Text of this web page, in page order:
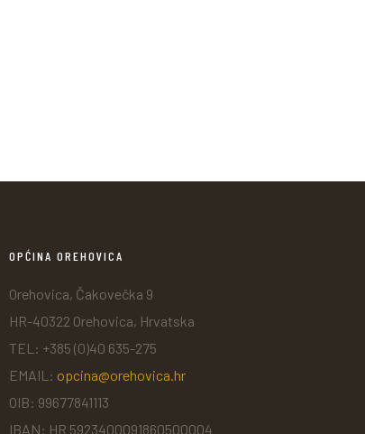
OPĆINA OREHOVICA
Orehovica, Čakovečka 9
HR-40322 Orehovica, Hrvatska
TEL: +385 (0)40 635-275
EMAIL: opcina@orehovica.hr
OIB: 99677841113
IBAN: HR 5923400091860500004